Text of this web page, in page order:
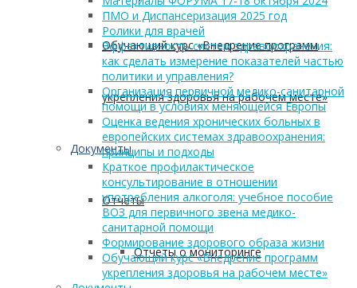
Обучающий курс «Внедрение программ
укрепления здоровья на рабочем месте»
Документы
Отчеты
Отчеты о мониторинге
ПМО и Диспансеризация 2025 год
Ролики для врачей
Эффективность систем здравоохранения:
как сделать измерение показателей частью
политики и управления?
Организация первичной медико-санитарной
помощи в условиях меняющейся Европы
Оценка ведения хронических больных в
европейских системах здравоохранения:
принципы и подходы
Краткое профилактическое
консультирование в отношении
употребления алкоголя: учебное пособие
ВОЗ для первичного звена медико-
санитарной помощи
Формирование здорового образа жизни
Обучающий курс «Внедрение программ
укрепления здоровья на рабочем месте»